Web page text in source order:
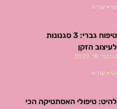
קרא עוד »
טיפוח גברי: 3 סגנונות
לעיצוב הזקן
נובמבר 18, 2020
קרא עוד »
להיט: טיפולי האסתטיקה הכי